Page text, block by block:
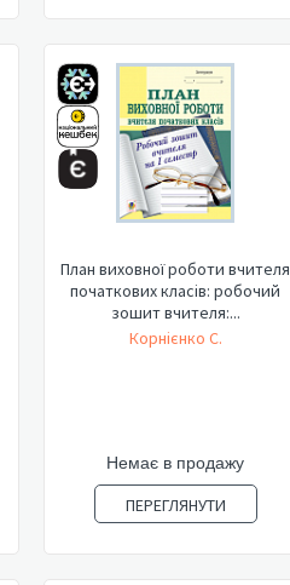
План виховної роботи вчителя
початкових класів: робочий
зошит вчителя:...
Корнієнко С.
Немає в продажу
ПЕРЕГЛЯНУТИ